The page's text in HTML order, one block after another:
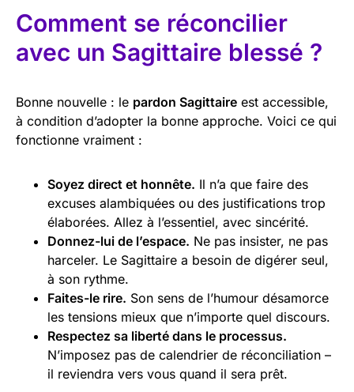
Comment se réconcilier
avec un Sagittaire blessé ?
Bonne nouvelle : le pardon Sagittaire est accessible,
à condition d’adopter la bonne approche. Voici ce qui
fonctionne vraiment :
Soyez direct et honnête. Il n’a que faire des
excuses alambiquées ou des justifications trop
élaborées. Allez à l’essentiel, avec sincérité.
Donnez-lui de l’espace. Ne pas insister, ne pas
harceler. Le Sagittaire a besoin de digérer seul,
à son rythme.
Faites-le rire. Son sens de l’humour désamorce
les tensions mieux que n’importe quel discours.
Respectez sa liberté dans le processus.
N’imposez pas de calendrier de réconciliation –
il reviendra vers vous quand il sera prêt.